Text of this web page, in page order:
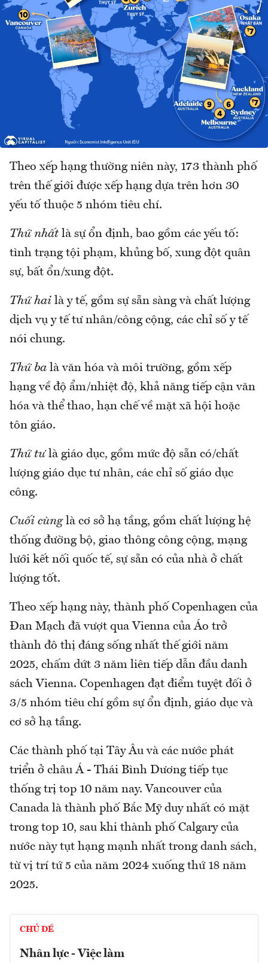
Theo xếp hạng thường niên này, 173 thành phố
trên thế giới được xếp hạng dựa trên hơn 30
yếu tố thuộc 5 nhóm tiêu chí.
Thứ nhấtlà sự ổn định, bao gồm các yếu tố:
tình trạng tội phạm, khủng bố, xung đột quân
sự, bất ổn/xung đột.
Thứ hai là y tế, gồm sự sẵn sàng và chất lượng
dịch vụ y tế tư nhân/công cộng, các chỉ số y tế
nói chung.
Thứ ba là văn hóa và môi trường, gồm xếp
hạng về độ ẩm/nhiệt độ, khả năng tiếp cận văn
hóa và thể thao, hạn chế về mặt xã hội hoặc
tôn giáo.
Thứ tưlà giáo dục, gồm mức độ sẵn có/chất
lượng giáo dục tư nhân, các chỉ số giáo dục
công.
Cuối cùnglà cơ sở hạ tầng, gồm chất lượng hệ
thống đường bộ, giao thông công cộng, mạng
lưới kết nối quốc tế, sự sẵn có của nhà ở chất
lượng tốt.
Theo xếp hạng này, thành phố Copenhagen của
Đan Mạch đã vượt qua Vienna của Áo trở
thành đô thị đáng sống nhất thế giới năm
2025, chấm dứt 3 năm liên tiếp dẫn đầu danh
sách Vienna. Copenhagen đạt điểm tuyệt đối ở
3/5 nhóm tiêu chí gồm sự ổn định, giáo dục và
cơ sở hạ tầng.
Các thành phố tại Tây Âu và các nước phát
triển ở châu Á - Thái Bình Dương tiếp tục
thống trị top 10 năm nay. Vancouver của
Canada là thành phố Bắc Mỹ duy nhất có mặt
trong top 10, sau khi thành phố Calgary của
nước này tụt hạng mạnh nhất trong danh sách,
từ vị trí tứ 5 của năm 2024 xuống thứ 18 năm
2025.
CHỦ ĐỀ
Nhân lực - Việc làm